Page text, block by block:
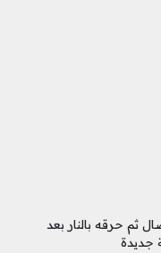
ثم حرقه بالنار بعد
جديدة